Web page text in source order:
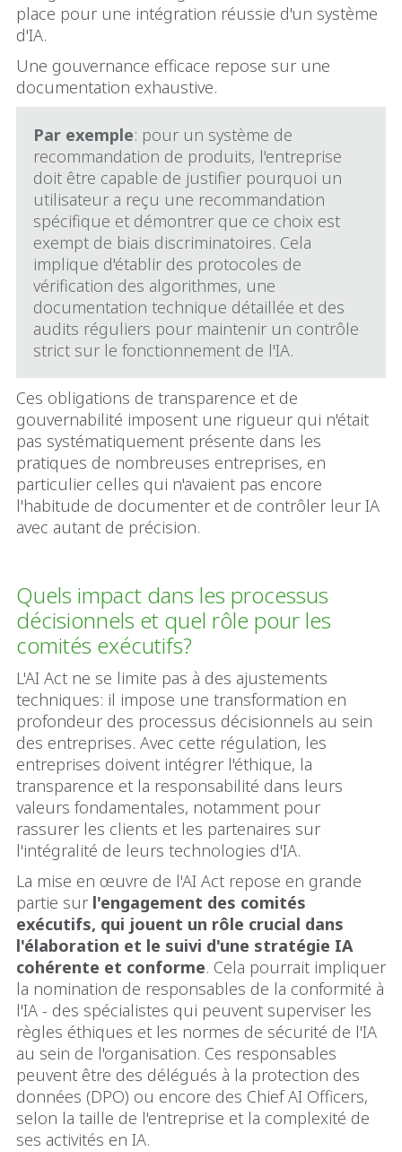
place pour une intégration réussie d'un système
d'IA.
Une gouvernance efficace repose sur une
documentation exhaustive.
Par exemple: pour un système de
recommandation de produits, l'entreprise
doit être capable de justifier pourquoi un
utilisateur a reçu une recommandation
spécifique et démontrer que ce choix est
exempt de biais discriminatoires. Cela
implique d'établir des protocoles de
vérification des algorithmes, une
documentation technique détaillée et des
audits réguliers pour maintenir un contrôle
strict sur le fonctionnement de l'IA.
Ces obligations de transparence et de
gouvernabilité imposent une rigueur qui n'était
pas systématiquement présente dans les
pratiques de nombreuses entreprises, en
particulier celles qui n'avaient pas encore
l'habitude de documenter et de contrôler leur IA
avec autant de précision.
Quels impact dans les processus
décisionnels et quel rôle pour les
comités exécutifs?
L'AI Act ne se limite pas à des ajustements
techniques: il impose une transformation en
profondeur des processus décisionnels au sein
des entreprises. Avec cette régulation, les
entreprises doivent intégrer l'éthique, la
transparence et la responsabilité dans leurs
valeurs fondamentales, notamment pour
rassurer les clients et les partenaires sur
l'intégralité de leurs technologies d'IA.
La mise en œuvre de l'AI Act repose en grande
partie sur l'engagement des comités
exécutifs, qui jouent un rôle crucial dans
l'élaboration et le suivi d'une stratégie IA
cohérente et conforme. Cela pourrait impliquer
la nomination de responsables de la conformité à
l'IA - des spécialistes qui peuvent superviser les
règles éthiques et les normes de sécurité de l'IA
au sein de l'organisation. Ces responsables
peuvent être des délégués à la protection des
données (DPO) ou encore des Chief AI Officers,
selon la taille de l'entreprise et la complexité de
ses activités en IA.